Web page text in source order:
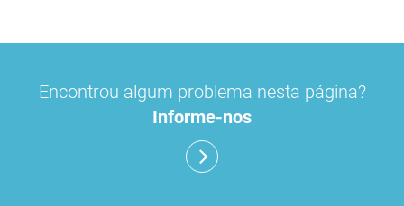
Encontrou algum problema nesta página?
Informe-nos